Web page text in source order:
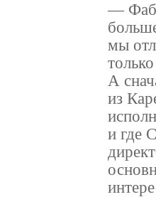
—
мы
А
из
и где